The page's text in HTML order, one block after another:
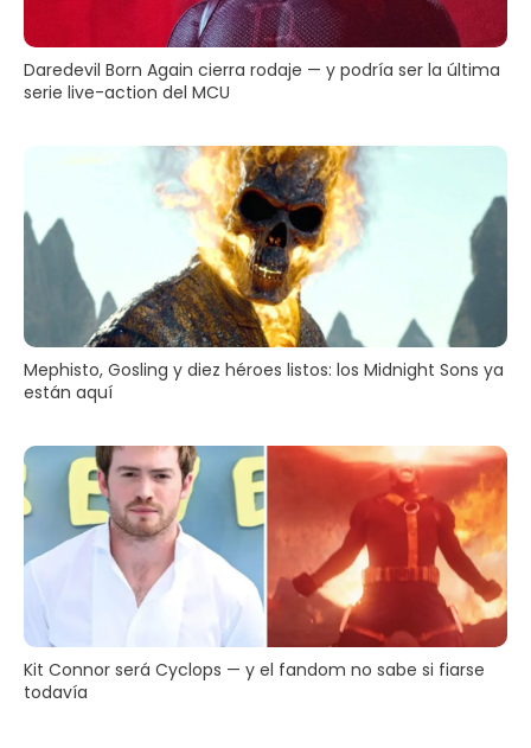
Daredevil Born Again cierra rodaje — y podría ser la última
serie live-action del MCU
Mephisto, Gosling y diez héroes listos: los Midnight Sons ya
están aquí
Kit Connor será Cyclops — y el fandom no sabe si fiarse
todavía